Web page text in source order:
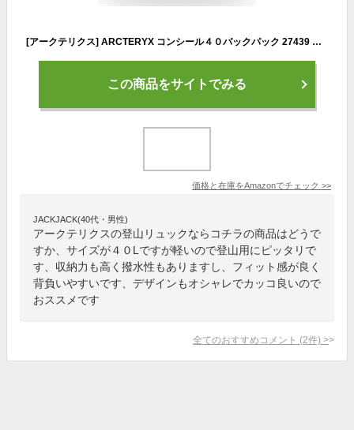
[アークテリクス] ARCTERYX コンシール４０バックパック 27439 Neptune REG
この商品をサイトでみる
価格と在庫をAmazonでチェック >>
JACKJACK(40代・男性)
アークテリクスの登山リュックならコチラの商品はどうで
すか、サイズが４０Lですが軽いので登山用にピッタリで
す、収納力も高く撥水性もありますし、フィット感が良く
背負いやすいです、デザインもオシャレでカッコ良いので
おススメです
全てのおすすめコメント (2件) >